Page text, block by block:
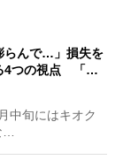
らんで…」損失を
4つの視点 「…
中旬にはキオク
…